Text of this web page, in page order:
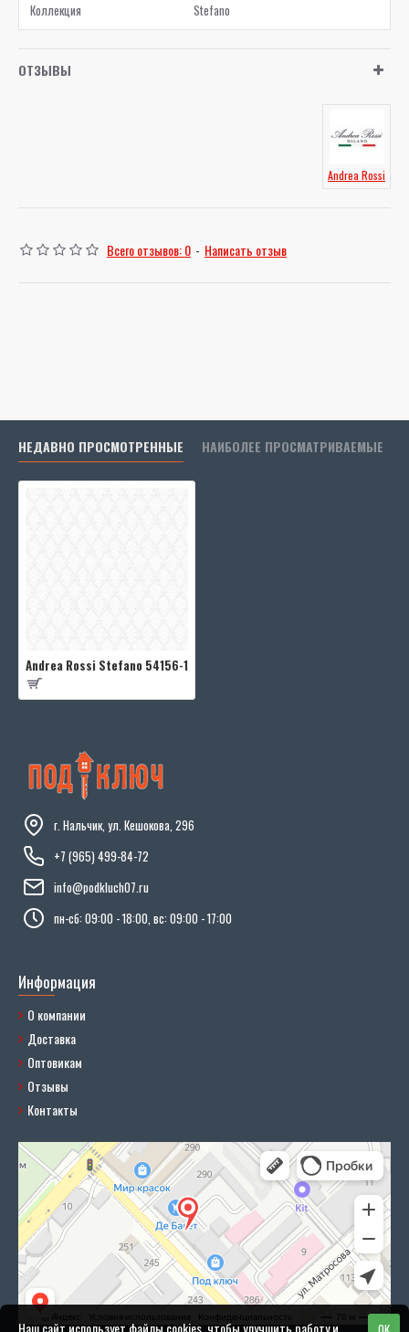
Коллекция Stefano
ОТЗЫВЫ
Andrea Rossi
Всего отзывов: 0 - Написать отзыв
НЕДАВНО ПРОСМОТРЕННЫЕ НАИБОЛЕЕ ПРОСМАТРИВАЕМЫЕ
Andrea Rossi Stefano 54156-1
г. Нальчик, ул. Кешокова, 296
+7 (965) 499-84-72
info@podkluch07.ru
пн-сб: 09:00 - 18:00, вс: 09:00 - 17:00
Информация
О компании
Доставка
Оптовикам
Отзывы
Контакты
Наш сайт использует файлы cookies, чтобы улучшить работу и